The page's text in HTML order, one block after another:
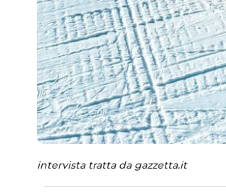
intervista tratta da gazzetta.it